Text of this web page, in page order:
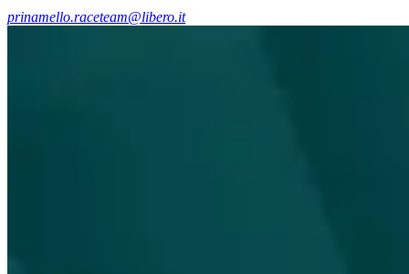
prinamello.raceteam@libero.it